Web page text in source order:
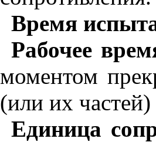
Время
Рабочее
моментом
(или их
Единица